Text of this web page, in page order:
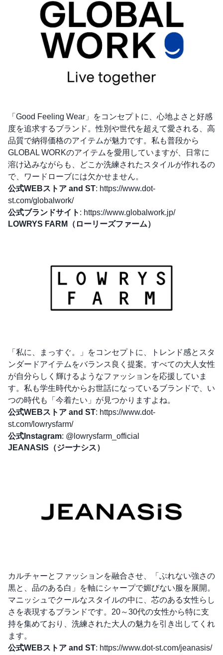
「Good Feeling Wear」をコンセプトに、心地よさと好感
度を追求するブランド。性別や世代を超えて愛される、高
品質で納得価格のアイテムが魅力です。私も普段から
GLOBAL WORKのアイテムを愛用していますが、日常に
溶け込みながらも、どこか洗練されたスタイルが作れるの
で、ワードローブには欠かせません。
公式WEBストア and ST: https://www.dot-
st.com/globalwork/
公式ブランドサイト : https://www.globalwork.jp/
LOWRYS FARM（ローリーズファーム）
「私に、まっすぐ。」をコンセプトに、トレンド感とスタ
ンダードアイテムをバランス良く提案。すべての大人女性
が自分らしく輝けるようなファッションを応援していま
す。私も学生時代からお世話になっているブランドで、い
つの時代も「今着たい」が見つかりますよね。
公式WEBストア and ST: https://www.dot-
st.com/lowrysfarm/
公式Instagram: @lowrysfarm_official
JEANASIS（ジーナシス）
カルチャーとファッションを融合させ、「ぶれない強さの
黒と、品のある白」を軸にシャープで媚びない服を展開。
マニッシュでクールなスタイルの中に、芯のある女性らし
さを表現するブランドです。20～30代の女性から特に支
持を集めており、洗練された大人の魅力を引き出してくれ
ます。
公式WEBストア and ST: https://www.dot-st.com/jeanasis/